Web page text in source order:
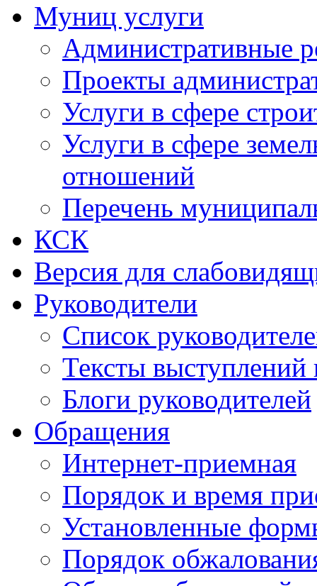
Муниц услуги
Административные
Проекты
Услуги в сфере
Услуги в сфере
отношений
Перечень
КСК
Версия для
Руководители
Список
Тексты выступлений
Блоги руководителей
Обращения
Интернет-приемная
Порядок и время
Установленные
Порядок